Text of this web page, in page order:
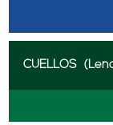
CUELLOS